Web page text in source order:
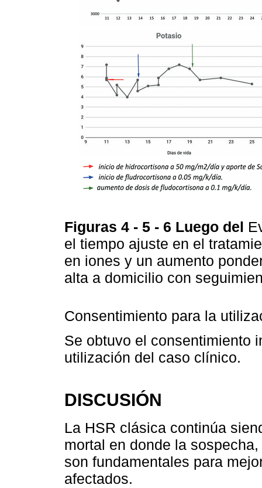
Figuras 4 - 5 - 6 Luego del
el tiempo ajuste en el
en iones y un aumento
alta a domicilio con
Consentimiento para la
Se obtuvo el consentimiento
utilización del caso clínico.
DISCUSIÓN
La HSR clásica continúa
mortal en donde la
son fundamentales para
afectados.